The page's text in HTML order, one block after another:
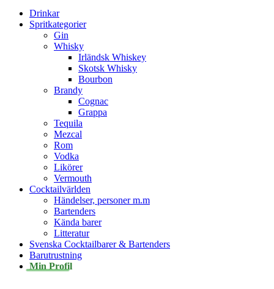
Drinkar
Spritkategorier
Gin
Whisky
Irländsk Whiskey
Skotsk Whisky
Bourbon
Brandy
Cognac
Grappa
Tequila
Mezcal
Rom
Vodka
Likörer
Vermouth
Cocktailvärlden
Händelser, personer m.m
Bartenders
Kända barer
Litteratur
Svenska Cocktailbarer & Bartenders
Barutrustning
Min Profil